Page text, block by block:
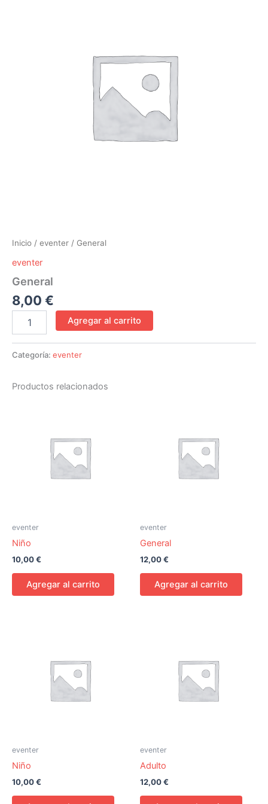
Inicio / eventer / General
eventer
General
8,00 €
Agregar al carrito
Categoría: eventer
Productos relacionados
eventer
Niño
10,00€
Agregar al carrito
eventer
General
12,00€
Agregar al carrito
eventer
Niño
10,00€
eventer
Adulto
12,00€